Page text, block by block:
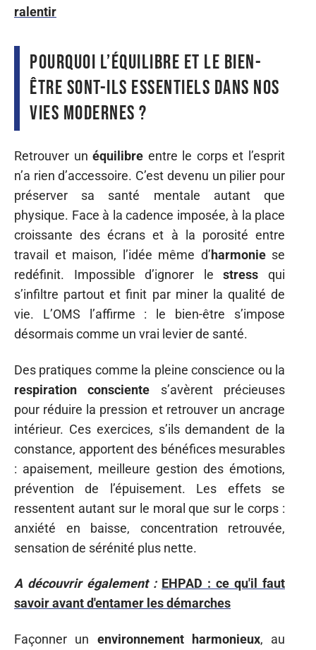
ralentir
Pourquoi l’équilibre et le bien-
être sont-ils essentiels dans nos
vies modernes ?
Retrouver unéquilibre entre le corps et l’esprit
n’a rien d’accessoire. C’est devenu un pilier pour
préserver sa santé mentale autant que
physique. Face à la cadence imposée, à la place
croissante des écrans et à la porosité entre
travail et maison, l’idée même d’harmoniese
redéfinit. Impossible d’ignorer lestress qui
s’infiltre partout et finit par miner la qualité de
vie. L’OMS l’affirme : le bien-être s’impose
désormais comme un vrai levier de santé.
Des pratiques comme la pleine conscience ou la
respiration consciente s’avèrent précieuses
pour réduire la pression et retrouver un ancrage
intérieur. Ces exercices, s’ils demandent de la
constance, apportent des bénéfices mesurables
: apaisement, meilleure gestion des émotions,
prévention de l’épuisement. Les effets se
ressentent autant sur le moral que sur le corps :
anxiété en baisse, concentration retrouvée,
sensation de sérénité plus nette.
A découvrir également : EHPAD : ce qu'il faut
savoir avant d'entamer les démarches
Façonner un environnement harmonieux, au